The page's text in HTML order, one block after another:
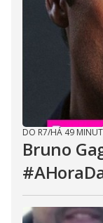
DO R7/HÁ 49
Bruno